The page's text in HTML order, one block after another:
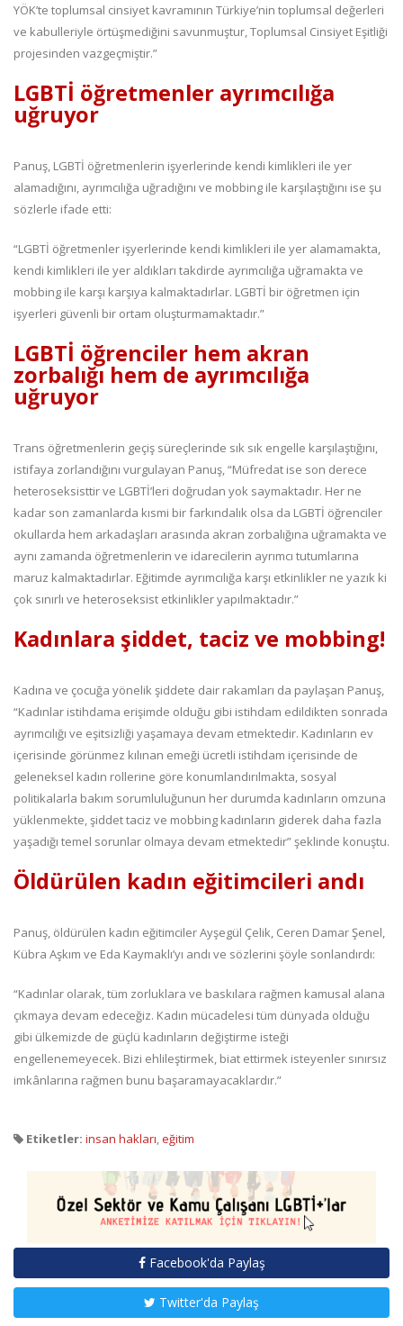
YÖK’te toplumsal cinsiyet kavramının Türkiye’nin toplumsal değerleri
ve kabulleriyle örtüşmediğini savunmuştur, Toplumsal Cinsiyet Eşitliği
projesinden vazgeçmiştir.”
LGBTİ öğretmenler ayrımcılığa
uğruyor
Panuş, LGBTİ öğretmenlerin işyerlerinde kendi kimlikleri ile yer
alamadığını, ayrımcılığa uğradığını ve mobbing ile karşılaştığını ise şu
sözlerle ifade etti:
“LGBTİ öğretmenler işyerlerinde kendi kimlikleri ile yer alamamakta,
kendi kimlikleri ile yer aldıkları takdirde ayrımcılığa uğramakta ve
mobbing ile karşı karşıya kalmaktadırlar. LGBTİ bir öğretmen için
işyerleri güvenli bir ortam oluşturmamaktadır.”
LGBTİ öğrenciler hem akran
zorbalığı hem de ayrımcılığa
uğruyor
Trans öğretmenlerin geçiş süreçlerinde sık sık engelle karşılaştığını,
istifaya zorlandığını vurgulayan Panuş, “Müfredat ise son derece
heteroseksisttir ve LGBTİ’leri doğrudan yok saymaktadır. Her ne
kadar son zamanlarda kısmi bir farkındalık olsa da LGBTİ öğrenciler
okullarda hem arkadaşları arasında akran zorbalığına uğramakta ve
aynı zamanda öğretmenlerin ve idarecilerin ayrımcı tutumlarına
maruz kalmaktadırlar. Eğitimde ayrımcılığa karşı etkinlikler ne yazık ki
çok sınırlı ve heteroseksist etkinlikler yapılmaktadır.”
Kadınlara şiddet, taciz ve mobbing!
Kadına ve çocuğa yönelik şiddete dair rakamları da paylaşan Panuş,
“Kadınlar istihdama erişimde olduğu gibi istihdam edildikten sonrada
ayrımcılığı ve eşitsizliği yaşamaya devam etmektedir. Kadınların ev
içerisinde görünmez kılınan emeği ücretli istihdam içerisinde de
geleneksel kadın rollerine göre konumlandırılmakta, sosyal
politikalarla bakım sorumluluğunun her durumda kadınların omzuna
yüklenmekte, şiddet taciz ve mobbing kadınların giderek daha fazla
yaşadığı temel sorunlar olmaya devam etmektedir” şeklinde konuştu.
Öldürülen kadın eğitimcileri andı
Panuş, öldürülen kadın eğitimciler Ayşegül Çelik, Ceren Damar Şenel,
Kübra Aşkım ve Eda Kaymaklı’yı andı ve sözlerini şöyle sonlandırdı:
“Kadınlar olarak, tüm zorluklara ve baskılara rağmen kamusal alana
çıkmaya devam edeceğiz. Kadın mücadelesi tüm dünyada olduğu
gibi ülkemizde de güçlü kadınların değiştirme isteği
engellenemeyecek. Bizi ehlileştirmek, biat ettirmek isteyenler sınırsız
imkânlarına rağmen bunu başaramayacaklardır.”
Etiketler: insan hakları eğitim
Facebook'da Paylaş
Twitter'da Paylaş